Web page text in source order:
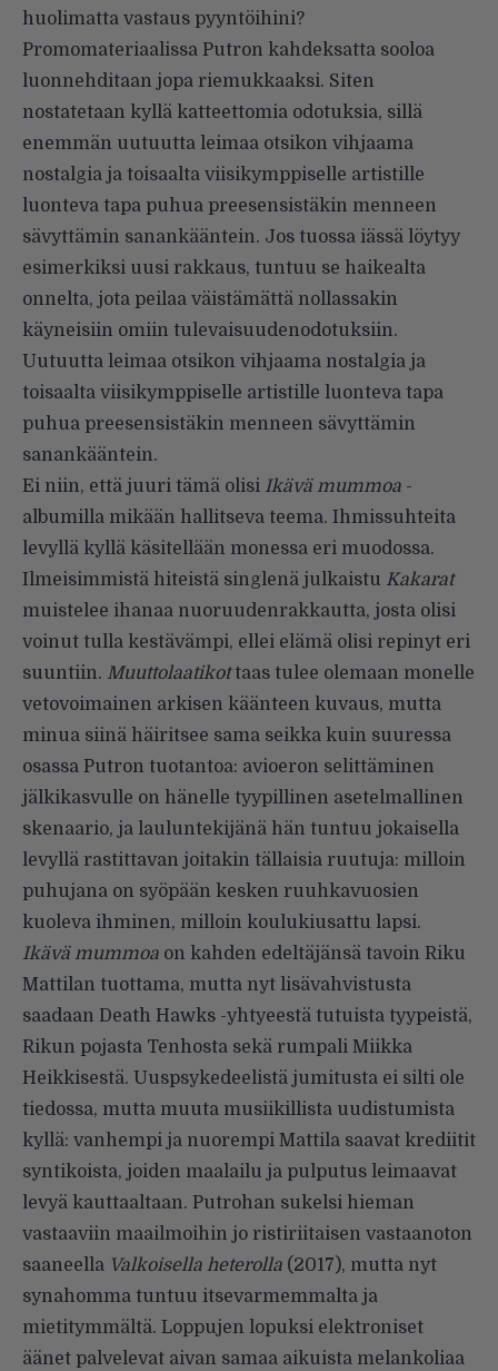
huolimatta vastaus pyyntöihini?
Promomateriaalissa Putron kahdeksatta sooloa
luonnehditaan jopa riemukkaaksi. Siten
nostatetaan kyllä katteettomia odotuksia, sillä
enemmän uutuutta leimaa otsikon vihjaama
nostalgia ja toisaalta viisikymppiselle artistille
luonteva tapa puhua preesensistäkin menneen
sävyttämin sanankääntein. Jos tuossa iässä löytyy
esimerkiksi uusi rakkaus, tuntuu se haikealta
onnelta, jota peilaa väistämättä nollassakin
käyneisiin omiin tulevaisuudenodotuksiin.
Uutuutta leimaa otsikon vihjaama nostalgia ja
toisaalta viisikymppiselle artistille luonteva tapa
puhua preesensistäkin menneen sävyttämin
sanankääntein.
Ei niin, että juuri tämä olisi Ikävä mummoa -
albumilla mikään hallitseva teema. Ihmissuhteita
levyllä kyllä käsitellään monessa eri muodossa.
Ilmeisimmistä hiteistä singlenä julkaistu Kakarat
muistelee ihanaa nuoruudenrakkautta, josta olisi
voinut tulla kestävämpi, ellei elämä olisi repinyt eri
suuntiin. Muuttolaatikottaas tulee olemaan monelle
vetovoimainen arkisen käänteen kuvaus, mutta
minua siinä häiritsee sama seikka kuin suuressa
osassa Putron tuotantoa: avioeron selittäminen
jälkikasvulle on hänelle tyypillinen asetelmallinen
skenaario, ja lauluntekijänä hän tuntuu jokaisella
levyllä rastittavan joitakin tällaisia ruutuja: milloin
puhujana on syöpään kesken ruuhkavuosien
kuoleva ihminen, milloin koulukiusattu lapsi.
Ikävä mummoa on kahden edeltäjänsä tavoin Riku
Mattilan tuottama, mutta nyt lisävahvistusta
saadaan Death Hawks -yhtyeestä tutuista tyypeistä,
Rikun pojasta Tenhosta sekä rumpali Miikka
Heikkisestä. Uuspsykedeelistä jumitusta ei silti ole
tiedossa, mutta muuta musiikillista uudistumista
kyllä: vanhempi ja nuorempi Mattila saavat krediitit
syntikoista, joiden maalailu ja pulputus leimaavat
levyä kauttaaltaan. Putrohan sukelsi hieman
vastaaviin maailmoihin jo ristiriitaisen vastaanoton
saaneella Valkoisella heterolla (2017), mutta nyt
synahomma tuntuu itsevarmemmalta ja
mietitymmältä. Loppujen lopuksi elektroniset
äänet palvelevat aivan samaa aikuista melankoliaa